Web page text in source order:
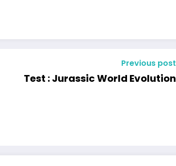
Previous post
Test : Jurassic World Evolution